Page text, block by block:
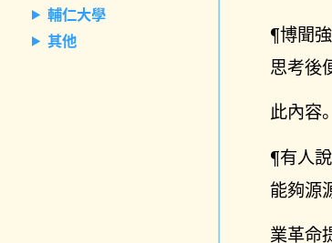
輔仁大學
其他
¶博聞
思考後
此內容
¶有人
能夠源
業革命